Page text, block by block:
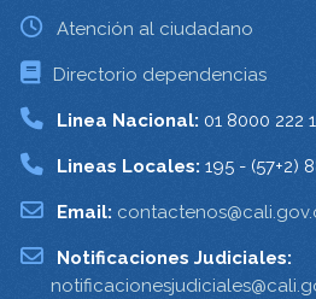
Atención al ciudadano
Directorio dependencias
Linea Nacional: 01 8000 222
Lineas Locales: 195 - (57+2)
Email:
Notificaciones Judiciales: